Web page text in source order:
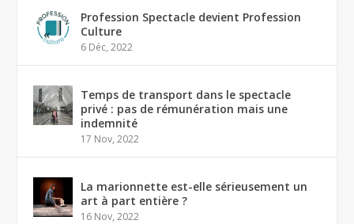
Profession Spectacle devient Profession
Culture
6 Déc, 2022
Temps de transport dans le spectacle
privé : pas de rémunération mais une
indemnité
17 Nov, 2022
La marionnette est-elle sérieusement un
art à part entière ?
16 Nov, 2022